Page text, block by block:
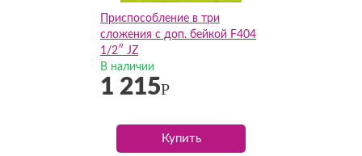
Приспособление в три
сложения с доп. бейкой F404
1/2″ JZ
В наличии
1 215Р
Купить